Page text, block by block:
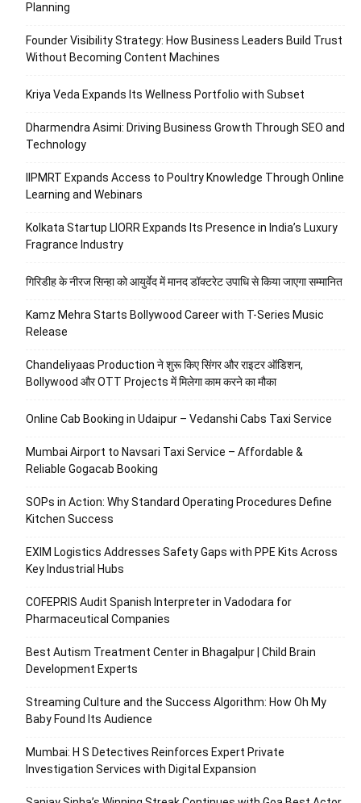
Planning
Founder Visibility Strategy: How Business Leaders Build Trust
Without Becoming Content Machines
Kriya Veda Expands Its Wellness Portfolio with Subset
Dharmendra Asimi: Driving Business Growth Through SEO and
Technology
IIPMRT Expands Access to Poultry Knowledge Through Online
Learning and Webinars
Kolkata Startup LIORR Expands Its Presence in India’s Luxury
Fragrance Industry
गिरिडीह के नीरज सिन्हा को आयुर्वेद में मानद डॉक्टरेट उपाधि से किया जाएगा सम्मानित
Kamz Mehra Starts Bollywood Career with T-Series Music
Release
Chandeliyaas Production ने शुरू किए सिंगर और राइटर ऑडिशन,
Bollywood और OTT Projects में मिलेगा काम करने का मौका
Online Cab Booking in Udaipur – Vedanshi Cabs Taxi Service
Mumbai Airport to Navsari Taxi Service – Affordable &
Reliable Gogacab Booking
SOPs in Action: Why Standard Operating Procedures Define
Kitchen Success
EXIM Logistics Addresses Safety Gaps with PPE Kits Across
Key Industrial Hubs
COFEPRIS Audit Spanish Interpreter in Vadodara for
Pharmaceutical Companies
Best Autism Treatment Center in Bhagalpur | Child Brain
Development Experts
Streaming Culture and the Success Algorithm: How Oh My
Baby Found Its Audience
Mumbai: H S Detectives Reinforces Expert Private
Investigation Services with Digital Expansion